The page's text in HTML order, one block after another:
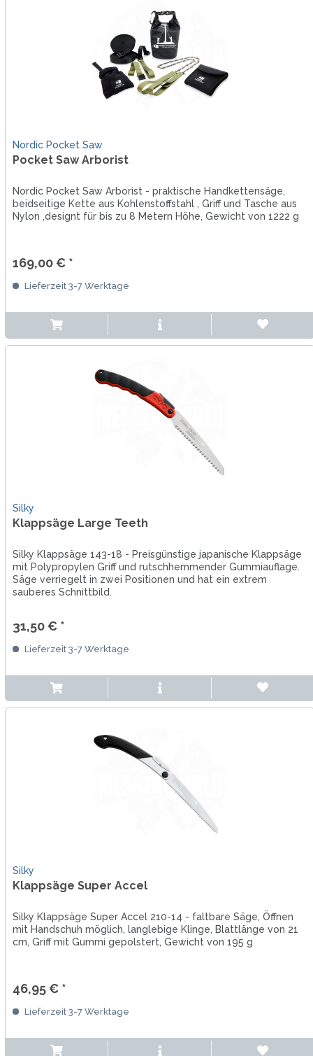
Nordic Pocket Saw
Pocket Saw Arborist
Nordic Pocket Saw Arborist - praktische Handkettensäge,
beidseitige Kette aus Kohlenstoffstahl , Griff und Tasche aus
Nylon ,designt für bis zu 8 Metern Höhe, Gewicht von 1222 g
169,00 € *
Lieferzeit 3-7 Werktage
Silky
Klappsäge Large Teeth
Silky Klappsäge 143-18 - Preisgünstige japanische Klappsäge
mit Polypropylen Griff und rutschhemmender Gummiauflage.
Säge verriegelt in zwei Positionen und hat ein extrem
sauberes Schnittbild.
31,50 € *
Lieferzeit 3-7 Werktage
Silky
Klappsäge Super Accel
Silky Klappsäge Super Accel 210-14 - faltbare Säge, Öffnen
mit Handschuh möglich, langlebige Klinge, Blattlänge von 21
cm, Griff mit Gummi gepolstert, Gewicht von 195 g
46,95 € *
Lieferzeit 3-7 Werktage